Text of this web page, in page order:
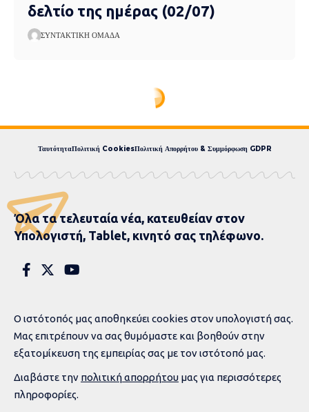
δελτίο της ημέρας (02/07)
ΣΥΝΤΑΚΤΙΚΉ ΟΜΆΔΑ
Άμπου Ντάμπι 2025:
Ολυμπιακός και
Παναθηναϊκός μπαίνουν
στη μάχη του Final 4 – Τα
σχέδια για να κερδίσουν
βρεθούν στον τελικό της
Κυριακής
Άμπου Ντάμπι 2025